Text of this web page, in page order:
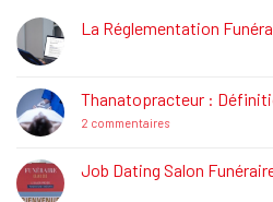
La Réglementation
La
Réglementation
Funéraire
Thanatopracteur :
2 commentairessur
Définition,
Rôle
Job Dating Salon